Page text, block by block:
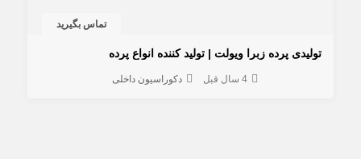
تماس بگیرید
تولیدی پرده زبرا ویولت | تولید کننده انواع پرده
4 سال قبل دکوراسیون داخلی